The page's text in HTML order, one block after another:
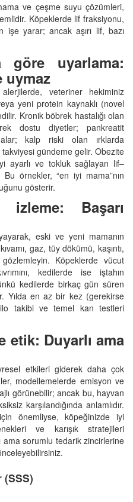
ve çeşme suyu çözümleri,
Köpeklerde lif fraksiyonu,
işe yarar; ancak aşırı lif, bazı
göre uyarlama:
uymaz
veteriner hekiminiz
yeni protein kaynaklı (novel
Kronik böbrek hastalığı olan
dostu diyetler; pankreatit
kalp riski olan ırklarda
gündeme gelir. Obezite
ayarlı ve tokluk sağlayan lif–
örnekler, “en iyi mama”nın
gösterir.
Başarı
eski ve yeni mamanın
gaz, tüy dökümü, kaşıntı,
Köpeklerde vücut
kedilerde ise iştahın
kedilerde birkaç gün süren
Yılda en az bir kez (gerekirse
takibi ve temel kan testleri
Duyarlı ama
etkileri giderek daha çok
modellemelerde emisyon ve
görünebilir; ancak bu, hayvan
karşılandığında anlamlıdır.
önemliyse, köpeğinizde iyi
ve karışık stratejileri
sorumlu tedarik zincirlerine
(SSS)